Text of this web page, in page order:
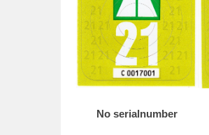
a
n
d
e
No serialnumber